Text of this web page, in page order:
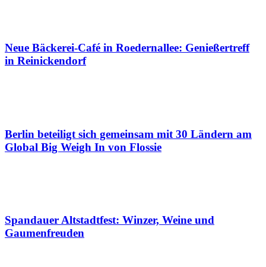
Neue Bäckerei-Café in Roedernallee: Genießertreff
in Reinickendorf
Berlin beteiligt sich gemeinsam mit 30 Ländern am
Global Big Weigh In von Flossie
Spandauer Altstadtfest: Winzer, Weine und
Gaumenfreuden